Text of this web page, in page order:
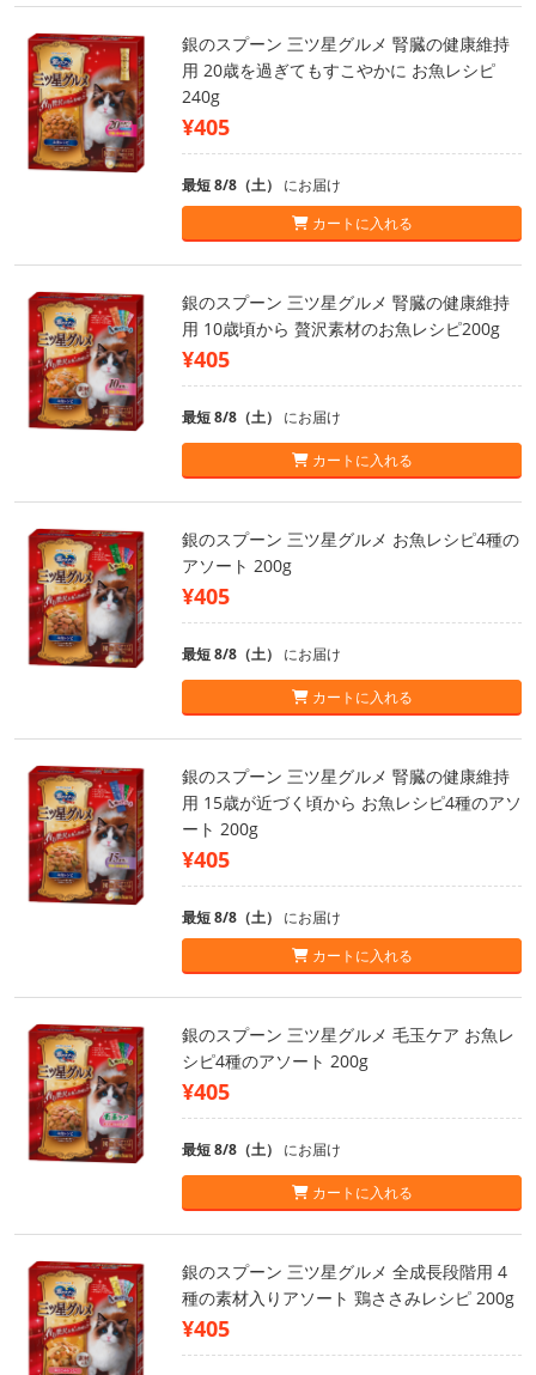
銀のスプーン 三ツ星グルメ 腎臓の健康維持
用 20歳を過ぎてもすこやかに お魚レシピ
240g
¥405
最短 8/8（土） にお届け
カートに入れる
銀のスプーン 三ツ星グルメ 腎臓の健康維持
用 10歳頃から 贅沢素材のお魚レシピ200g
¥405
最短 8/8（土） にお届け
カートに入れる
銀のスプーン 三ツ星グルメ お魚レシピ4種の
アソート 200g
¥405
最短 8/8（土） にお届け
カートに入れる
銀のスプーン 三ツ星グルメ 腎臓の健康維持
用 15歳が近づく頃から お魚レシピ4種のアソ
ート 200g
¥405
最短 8/8（土） にお届け
カートに入れる
銀のスプーン 三ツ星グルメ 毛玉ケア お魚レ
シピ4種のアソート 200g
¥405
最短 8/8（土） にお届け
カートに入れる
銀のスプーン 三ツ星グルメ 全成長段階用 4
種の素材入りアソート 鶏ささみレシピ 200g
¥405